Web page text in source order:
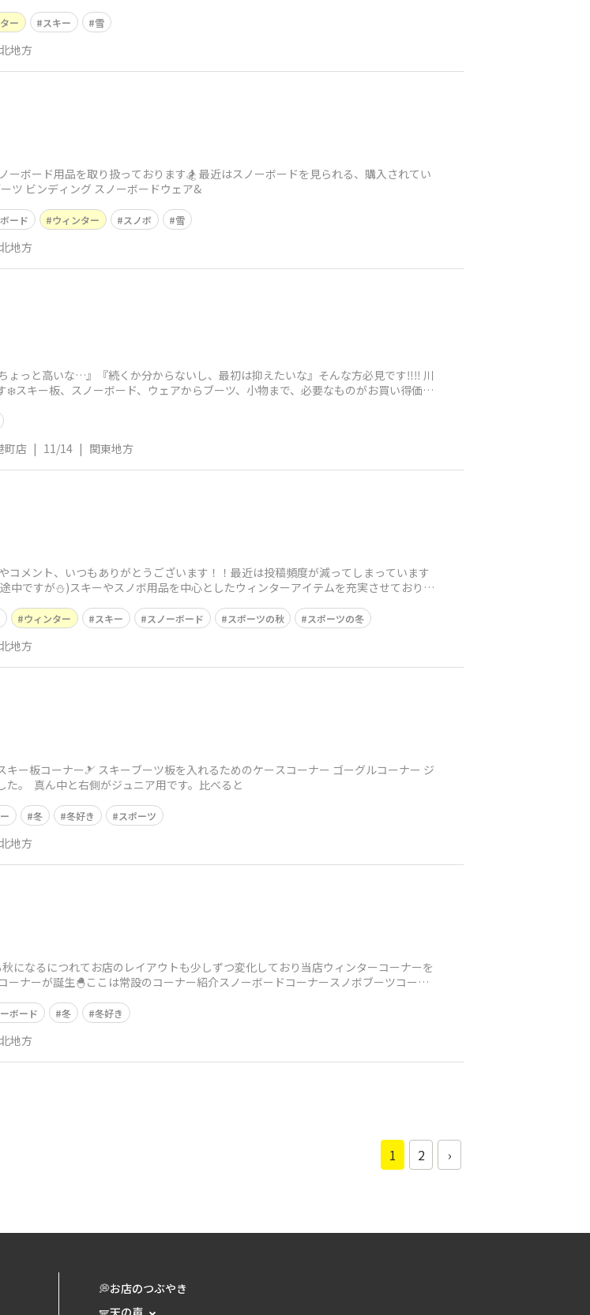
ー スキー 雪
地方
ボード用品を取り扱っております🏂 最近はスノーボードを見られる、購入されてい
ツ ビンディング スノーボードウェア&
ード ウィンター スノボ 雪
地方
ょっと高いな…』『続くか分からないし、最初は抑えたいな』そんな方必見です‼️‼️ 川
スキー板、スノーボード、ウェアからブーツ、小物まで、必要なものがお買い得価格
町店 | 11/14 | 関東地方
コメント、いつもありがとうございます！！最近は投稿頻度が減ってしまっています
中ですが⛄️)スキーやスノボ用品を中心としたウィンターアイテムを充実させておりま
ウィンター スキー スノーボード スポーツの秋 スポーツの冬
地方
ー板コーナー🎿 スキーブーツ板を入れるためのケースコーナー ゴーグルコーナー ジ
。 真ん中と右側がジュニア用です。比べると
冬 冬好き スポーツ
地方
になるにつれてお店のレイアウトも少しずつ変化しており当店ウィンターコーナーを
ナーが誕生🐣ここは常設のコーナー紹介スノーボードコーナースノボブーツコーナ
ボード 冬 冬好き
地方
1 2 ›
💭お店のつぶやき
🪽天の声